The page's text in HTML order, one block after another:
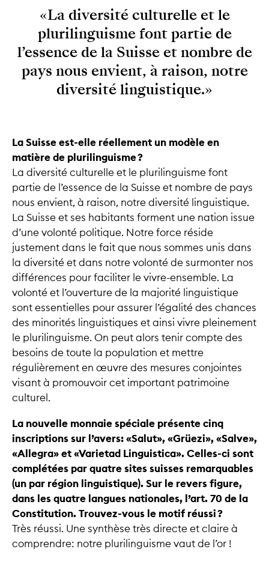
«La diversité culturelle et le
plurilinguisme font partie de
l’essence de la Suisse et nombre de
pays nous envient, à raison, notre
diversité linguistique.»
La Suisse est-elle réellement un modèle en
matière de plurilinguisme ?
La diversité culturelle et le plurilinguisme font
partie de l’essence de la Suisse et nombre de pays
nous envient, à raison, notre diversité linguistique.
La Suisse et ses habitants forment une nation issue
d’une volonté politique. Notre force réside
justement dans le fait que nous sommes unis dans
la diversité et dans notre volonté de surmonter nos
différences pour faciliter le vivre-ensemble. La
volonté et l’ouverture de la majorité linguistique
sont essentielles pour assurer l’égalité des chances
des minorités linguistiques et ainsi vivre pleinement
le plurilinguisme. On peut alors tenir compte des
besoins de toute la population et mettre
régulièrement en œuvre des mesures conjointes
visant à promouvoir cet important patrimoine
culturel.
La nouvelle monnaie spéciale présente cinq
inscriptions sur l’avers: «Salut», «Grüezi», «Salve»,
«Allegra» et «Varietad Linguistica». Celles-ci sont
complétées par quatre sites suisses remarquables
(un par région linguistique). Sur le revers figure,
dans les quatre langues nationales, l’art. 70 de la
Constitution. Trouvez-vous le motif réussi ?
Très réussi. Une synthèse très directe et claire à
comprendre: notre plurilinguisme vaut de l’or !